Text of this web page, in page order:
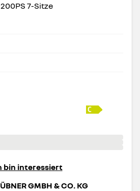
7-Sitze
bin interessiert
GMBH & CO. KG